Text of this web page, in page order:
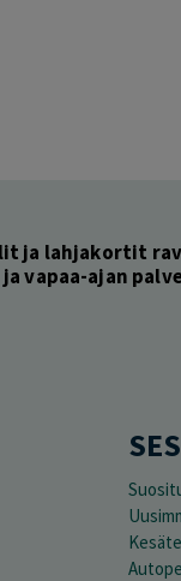
ja lahjakortit
vapaa-ajan